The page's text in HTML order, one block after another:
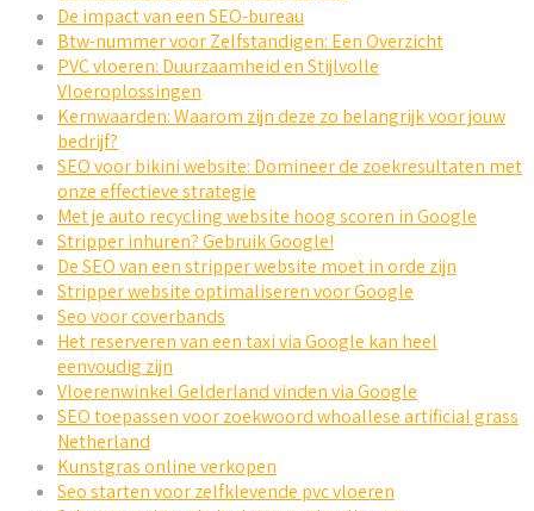
De impact van een SEO-bureau
Btw-nummer voor Zelfstandigen: Een Overzicht
PVC vloeren: Duurzaamheid en Stijlvolle
Vloeroplossingen
Kernwaarden: Waarom zijn deze zo belangrijk voor jouw
bedrijf?
SEO voor bikini website: Domineer de zoekresultaten met
onze effectieve strategie
Met je auto recycling website hoog scoren in Google
Stripper inhuren? Gebruik Google!
De SEO van een stripper website moet in orde zijn
Stripper website optimaliseren voor Google
Seo voor coverbands
Het reserveren van een taxi via Google kan heel
eenvoudig zijn
Vloerenwinkel Gelderland vinden via Google
SEO toepassen voor zoekwoord whoallese artificial grass
Netherland
Kunstgras online verkopen
Seo starten voor zelfklevende pvc vloeren